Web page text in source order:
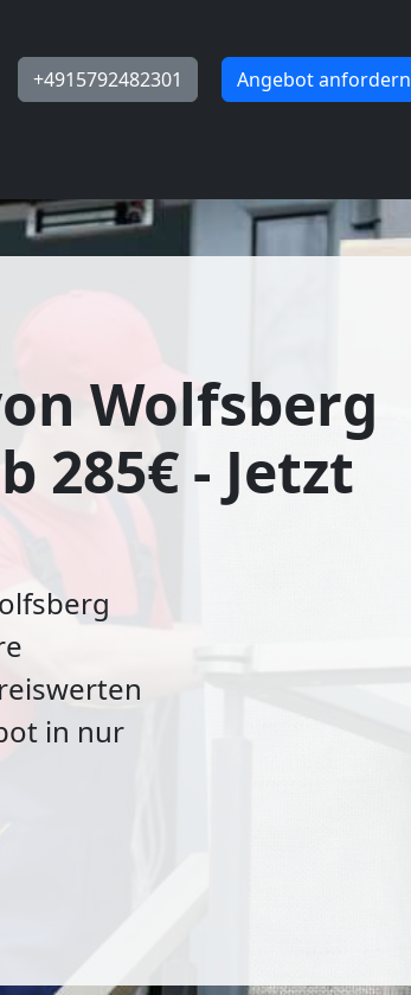
+4915792482301 Angebot anfordern
Wolfsberg
285€ - Jetzt
in nur